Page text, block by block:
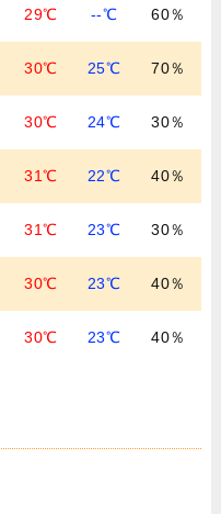
29℃ --℃ 60％
30℃ 25℃ 70％
30℃ 24℃ 30％
31℃ 22℃ 40％
31℃ 23℃ 30％
30℃ 23℃ 40％
30℃ 23℃ 40％